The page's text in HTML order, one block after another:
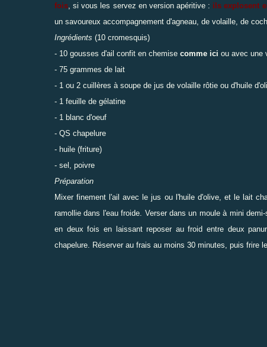
fois , si vous les servez en version apéritive : ils explosent
un savoureux accompagnement d'agneau, de volaille, de
Ingrédients (10 cromesquis)
- 10 gousses d'ail confit en chemise comme ici ou avec une
- 75 grammes de lait
- 1 ou 2 cuillères à soupe de jus de volaille rôtie ou d'huile
- 1 feuille de gélatine
- 1 blanc d'oeuf
- QS chapelure
- huile (friture)
- sel, poivre
Préparation
Mixer finement l'ail avec le jus ou l'huile d'olive, et le lait
ramollie dans l'eau froide. Verser dans un moule à mini
en deux fois en laissant reposer au froid entre deux
chapelure. Réserver au frais au moins 30 minutes, puis frire